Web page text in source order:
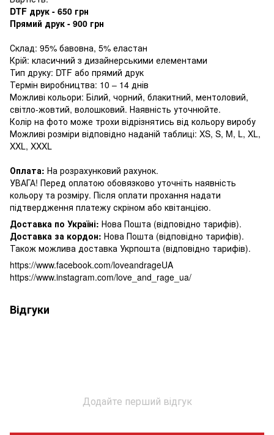
DTF друк - 650 грн
Прямий друк - 900 грн
Склад: 95% бавовна, 5% еластан
Крій: класичний з дизайнерськими елементами
Тип друку: DTF або прямий друк
Термін виробництва: 10 – 14 днів
Можливі кольори: Білий, чорний, блакитний, ментоловий,
світло-жовтий, волошковий. Наявність уточнюйте.
Колір на фото може трохи відрізнятись від кольору виробу
Можливі розміри відповідно наданій таблиці: XS, S, M, L, XL,
XXL, XXXL
Оплата: На розрахунковий рахунок.
УВАГА! Перед оплатою обовязково уточніть наявність
кольору та розміру. Після оплати прохання надати
підтвердження платежу скріном або квітанцією.
Доставка по Україні: Нова Пошта (відповідно тарифів).
Доставка за кордон: Нова Пошта (відповідно тарифів).
Також можлива доставка Укрпошта (відповідно тарифів).
https://www.facebook.com/loveandrageUA
https://www.instagram.com/love_and_rage_ua/
Відгуки
Додайте перший відгук